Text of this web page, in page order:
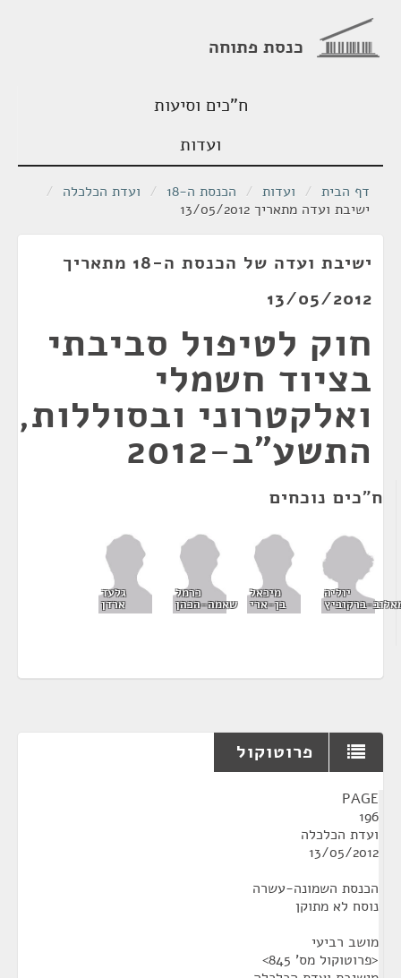
כנסת פתוחה
ח"כים וסיעות
ועדות
דף הבית / ועדות / הכנסת ה-18 / ועדת הכלכלה /
ישיבת ועדה מתאריך 13/05/2012
ישיבת ועדה של הכנסת ה-18 מתאריך
13/05/2012
חוק לטיפול סביבתי
בציוד חשמלי
ואלקטרוני ובסוללות,
התשע"ב-2012
ח"כים נוכחים
יוליה
ברקוביץ
מיכאל
בן-ארי
כרמל
שאמה-הכהן
גלעד
ארדן
פרוטוקול
PAGE
196
ועדת הכלכלה
13/05/2012
הכנסת השמונה-עשרה
נוסח לא מתוקן
מושב רביעי
<פרוטוקול מס' 845>